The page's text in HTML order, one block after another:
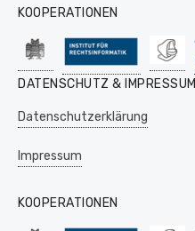
KOOPERATIONEN
DATENSCHUTZ & IMPRESSUM
Datenschutzerklärung
Impressum
KOOPERATIONEN